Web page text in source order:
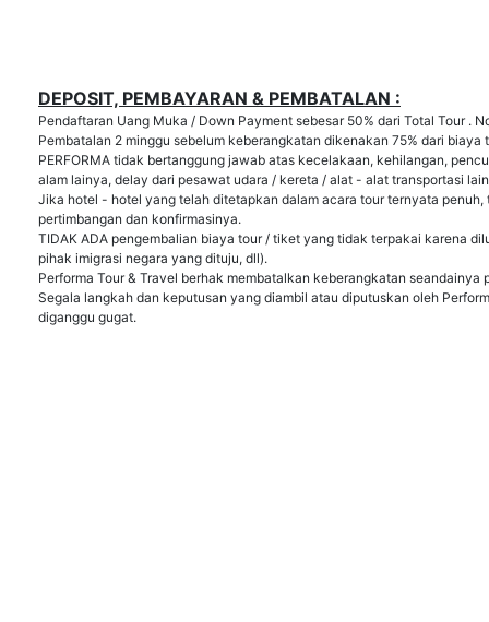
DEPOSIT, PEMBAYARAN & PEMBATALAN :
Pendaftaran Uang Muka / Down Payment sebesar 50% dari Total Tour .
Pembatalan 2 minggu sebelum keberangkatan dikenakan 75% dari biaya
PERFORMA tidak bertanggung jawab atas kecelakaan, kehilangan,
alam lainya, delay dari pesawat udara / kereta / alat - alat transportasi
Jika hotel - hotel yang telah ditetapkan dalam acara tour ternyata
pertimbangan dan konfirmasinya.
TIDAK ADA pengembalian biaya tour / tiket yang tidak terpakai karena
pihak imigrasi negara yang dituju, dll).
Performa Tour & Travel berhak membatalkan keberangkatan
Segala langkah dan keputusan yang diambil atau diputuskan oleh
diganggu gugat.